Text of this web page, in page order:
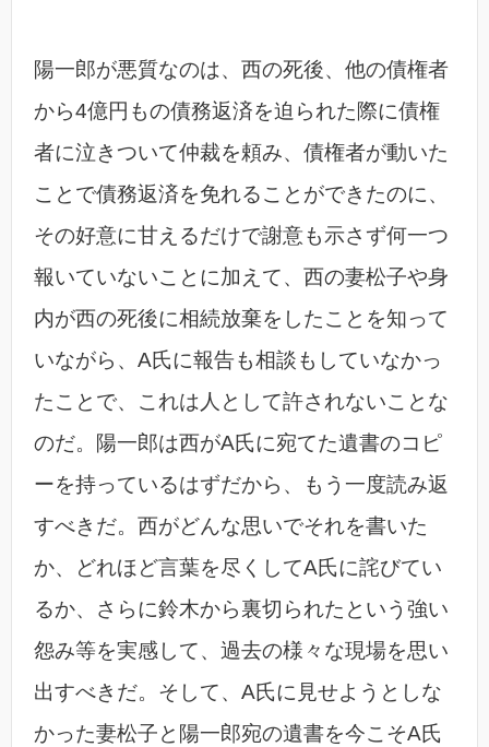
陽一郎が悪質なのは、西の死後、他の債権者
から4億円もの債務返済を迫られた際に債権
者に泣きついて仲裁を頼み、債権者が動いた
ことで債務返済を免れることができたのに、
その好意に甘えるだけで謝意も示さず何一つ
報いていないことに加えて、西の妻松子や身
内が西の死後に相続放棄をしたことを知って
いながら、A氏に報告も相談もしていなかっ
たことで、これは人として許されないことな
のだ。陽一郎は西がA氏に宛てた遺書のコピ
ーを持っているはずだから、もう一度読み返
すべきだ。西がどんな思いでそれを書いた
か、どれほど言葉を尽くしてA氏に詫びてい
るか、さらに鈴木から裏切られたという強い
怨み等を実感して、過去の様々な現場を思い
出すべきだ。そして、A氏に見せようとしな
かった妻松子と陽一郎宛の遺書を今こそA氏